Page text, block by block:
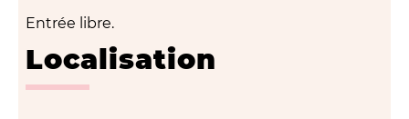
Entrée libre.
Localisation